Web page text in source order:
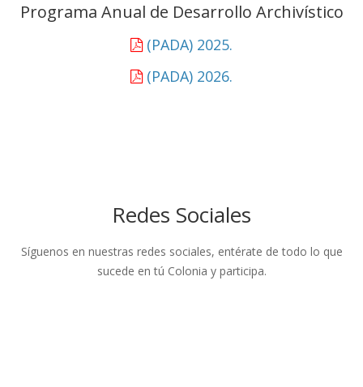
Programa Anual de Desarrollo Archivístico
(PADA) 2025.
(PADA) 2026.
Redes Sociales
Síguenos en nuestras redes sociales, entérate de todo lo que
sucede en tú Colonia y participa.